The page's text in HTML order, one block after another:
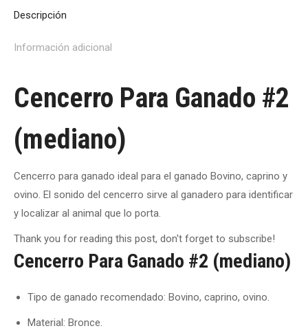
Descripción
Información adicional
Cencerro Para Ganado #2
(mediano)
Cencerro para ganado ideal para el ganado Bovino, caprino y
ovino. El sonido del cencerro sirve al ganadero para identificar
y localizar al animal que lo porta.
Thank you for reading this post, don't forget to subscribe!
Cencerro Para Ganado #2 (mediano)
Tipo de ganado recomendado: Bovino, caprino, ovino.
Material: Bronce.